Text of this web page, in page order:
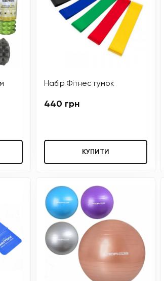
Набір Фітнес гумок
440 грн
КУПИТИ